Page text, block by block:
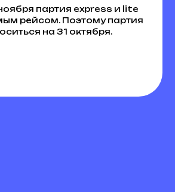
партия express и lite
рейсом. Поэтому партия
на 31 октября.